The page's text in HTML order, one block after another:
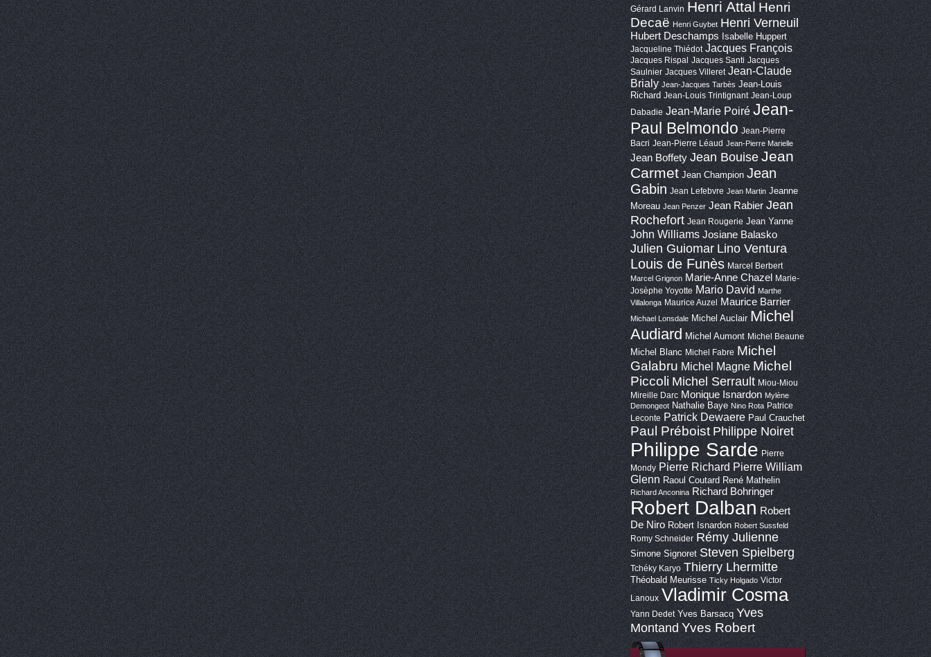
Gérard Lanvin Henri Attal Henri
Decaë Henri Guybet Henri Verneuil
Hubert Deschamps Isabelle Huppert
Jacqueline Thiédot Jacques François
Jacques Rispal Jacques Santi Jacques
Saulnier Jacques Villeret Jean-Claude
Brialy Jean-Jacques Tarbès Jean-Louis
Richard Jean-Louis Trintignant Jean-Loup
Dabadie Jean-Marie Poiré Jean-
Paul Belmondo Jean-Pierre
Bacri Jean-Pierre Léaud Jean-Pierre Marielle
Jean Boffety Jean BouiseJean
Carmet Jean Champion Jean
Gabin Jean Lefebvre Jean Martin Jeanne
Moreau Jean Penzer Jean Rabier Jean
Rochefort Jean Rougerie Jean Yanne
John Williams Josiane Balasko
Julien Guiomar Lino Ventura
Louis de Funès Marcel Berbert
Marcel Grignon Marie-Anne Chazel
Marie-
Josèphe Yoyotte Mario David Marthe
Villalonga Maurice Auzel Maurice Barrier
Michael Lonsdale Michel Auclair Michel
Audiard Michel Aumont Michel Beaune
Michel Blanc Michel Fabre Michel
Galabru Michel Magne Michel
Piccoli Michel Serrault Miou-Miou
Mireille Darc Monique Isnardon Mylène
Demongeot Nathalie Baye Nino Rota Patrice
Leconte Patrick Dewaere Paul Crauchet
Paul Préboist Philippe Noiret
Philippe Sarde Pierre
Mondy Pierre Richard Pierre William
Glenn Raoul Coutard René Mathelin
Richard Anconina Richard Bohringer
Robert Dalban Robert
De Niro Robert Isnardon Robert Sussfeld
Romy Schneider Rémy Julienne
Simone Signoret Steven Spielberg
Tchéky Karyo Thierry Lhermitte
Théobald Meurisse Ticky Holgado Victor
Lanoux Vladimir Cosma
Yann Dedet Yves Barsacq Yves
Montand Yves Robert